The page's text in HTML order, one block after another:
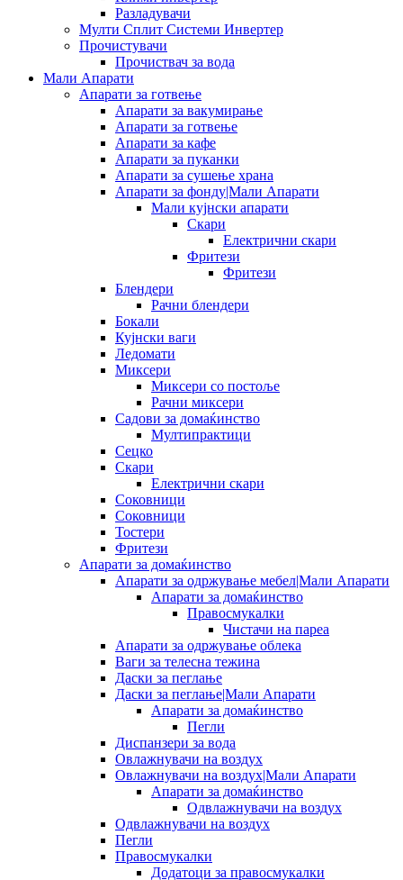
Разладувачи
Мулти Сплит Системи Инвертер
Прочистувачи
Прочиствач за вода
Мали Апарати
Апарати за готвење
Апарати за вакумирање
Апарати за готвење
Апарати за кафе
Апарати за пуканки
Апарати за сушење храна
Апарати за фонду|Мали Апарати
Мали кујнски апарати
Скари
Електрични скари
Фритези
Фритези
Блендери
Рачни блендери
Бокали
Кујнски ваги
Ледомати
Миксери
Миксери со постоље
Рачни миксери
Садови за домаќинство
Мултипрактици
Сецко
Скари
Електрични скари
Соковници
Соковници
Тостери
Фритези
Апарати за домаќинство
Апарати за одржување мебел|Мали Апарати
Апарати за домаќинство
Правосмукалки
Чистачи на пареа
Апарати за одржување облека
Ваги за телесна тежина
Даски за пеглање
Даски за пеглање|Мали Апарати
Апарати за домаќинство
Пегли
Диспанзери за вода
Овлажнувачи на воздух
Овлажнувачи на воздух|Мали Апарати
Апарати за домаќинство
Одвлажнувачи на воздух
Одвлажнувачи на воздух
Пегли
Правосмукалки
Додатоци за правосмукалки